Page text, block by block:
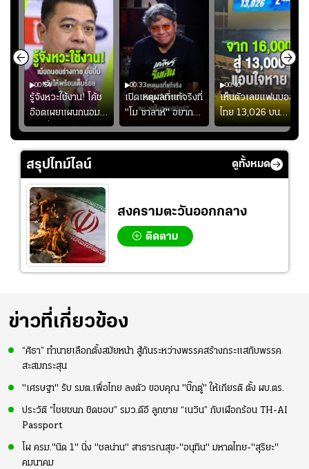
00:54
รู้จังหวะใช้งาน! โค้ช
อ๊อตเผยแผนถนอม
“บุ๋มบิ๋ม” เพื่อรักษา
ร่างกายให้พร้อมที่สุด
00:33
เปิดเหตุผลที่แท้จริงที่
"โม ซาลาห์" อยาก
ย้ายซบ "แทร็บซอนส
ปอร์"
00:40
เห็นตัวเลขแฟนบอล
ไทย 13,026 บน
สกอร์บอร์ดแล้วแอบ
ใจหาย น้อยกว่านัดที่
แล้วเจอมาเลเซียตั้ง
สรุปไทม์ไลน์ ดูทั้งหมด
สงครามตะวันออกกลาง
ติดตาม
ข่าวที่เกี่ยวข้อง
“ศิธา” ทำนายเลือกตั้งสมัยหน้า สู้กันระหว่างพรรคสร้างกระแสกับพรรค
สะสมกระสุน
"เศรษฐา" รับ รมต.เพื่อไทย ลงตัว ขอบคุณ "บิ๊กตู่" ให้เกียรติ ตั้ง ผบ.ตร.
ประวัติ “ไชยชนก ชิดชอบ” รมว.ดีอี ลูกชาย “เนวิน” กับเผือกร้อน TH-AI
Passport
โผ ครม."นิด 1" นิ่ง "ชลน่าน" สาธารณสุข-"อนุทิน" มหาดไทย-"สุริยะ"
คมนาคม